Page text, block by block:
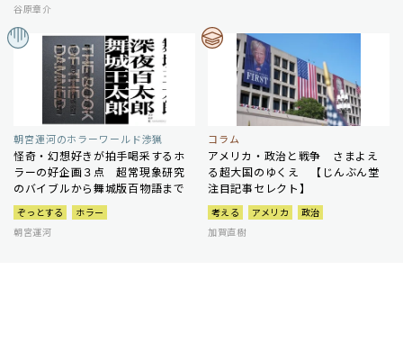
谷原章介
朝宮運河のホラーワールド渉猟
怪奇・幻想好きが拍手喝采するホ
ラーの好企画３点 超常現象研究
のバイブルから舞城版百物語まで
ぞっとする
ホラー
朝宮運河
コラム
アメリカ・政治と戦争 さまよえ
る超大国のゆくえ 【じんぶん堂
注目記事セレクト】
考える アメリカ
政治
加賀直樹